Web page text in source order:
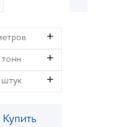
Купить